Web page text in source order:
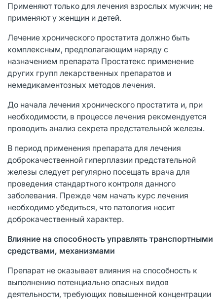
Применяют только для лечения взрослых мужчин; не
применяют у женщин и детей.
Лечение хронического простатита должно быть
комплексным, предполагающим наряду с
назначением препарата Простатекс применение
других групп лекарственных препаратов и
немедикаментозных методов лечения.
До начала лечения хронического простатита и, при
необходимости, в процессе лечения рекомендуется
проводить анализ секрета предстательной железы.
B период применения препарата для лечения
доброкачественной гиперплазии предстательной
железы следует регулярно посещать врача для
проведения стандартного контроля данного
заболевания. Прежде чем начать курс лечения
необходимо убедиться, что патология носит
доброкачественный характер.
Влияние на способность управлять транспортными
средствами, механизмами
Препарат не оказывает влияния на способность к
выполнению потенциально опасных видов
деятельности, требующих повышенной концентрации